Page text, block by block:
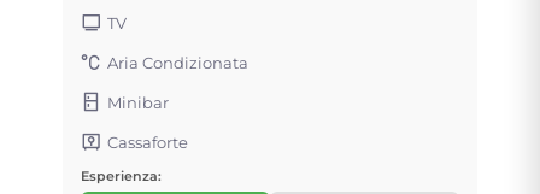
TV
Aria Condizionata
Minibar
Cassaforte
Esperienza: